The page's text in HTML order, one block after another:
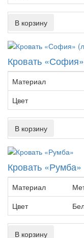
В корзину
Кровать
Материал
Цвет
В корзину
Кровать «Румба»
Материал
Цвет
В корзину